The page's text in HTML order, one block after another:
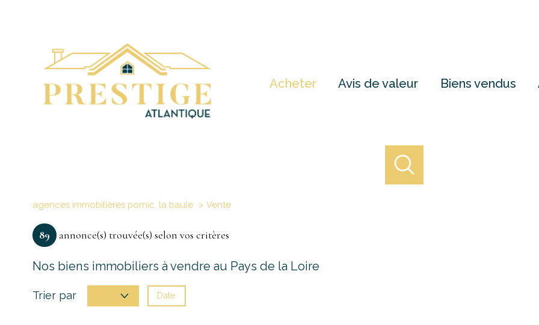
Acheter Avis de valeur Biens vendus
agences immobilières pornic, la baule Vente
89 annonce(s) trouvée(s) selon vos critères
Nos biens immobiliers à vendre au Pays de la Loire
Trier par Date